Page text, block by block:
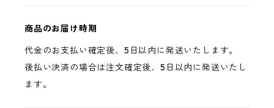
商品のお届け時期
代金のお支払い確定後、5日以内に発送いたします。
後払い決済の場合は注文確定後、5日以内に発送いたし
ます。